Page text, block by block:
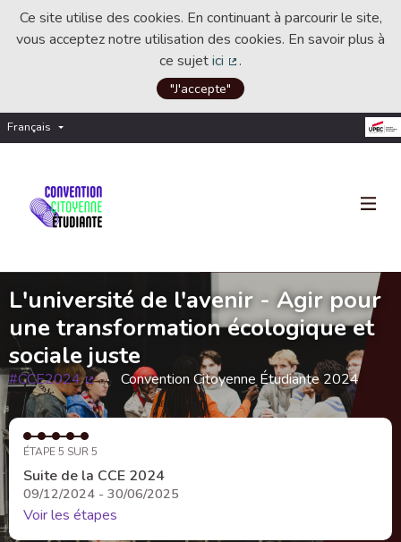
Ce site utilise des cookies. En continuant à parcourir le site,
vous acceptez notre utilisation des cookies. En savoir plus à
ce sujetici
(Lien externe)
.
"J'accepte"
Français Choisir la langue
L'université de l'avenir - Agir pour
une transformation écologique et
sociale juste
#CCE2024
(Lien externe)
Convention Citoyenne Étudiante 2024
ÉTAPE 5 SUR 5
Suite de la CCE 2024
09/12/2024 - 30/06/2025
Voir les étapes